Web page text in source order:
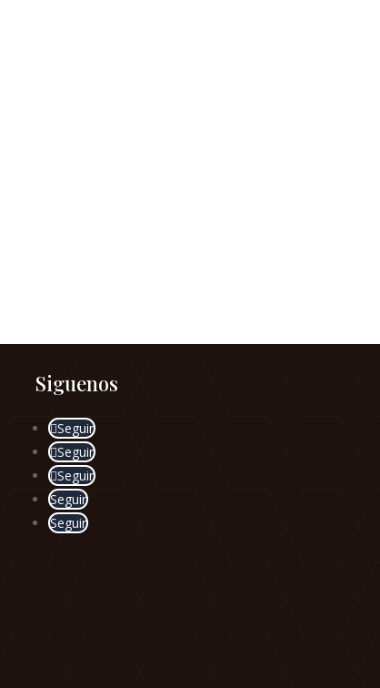
Siguenos
Seguir
Seguir
Seguir
Seguir
Seguir